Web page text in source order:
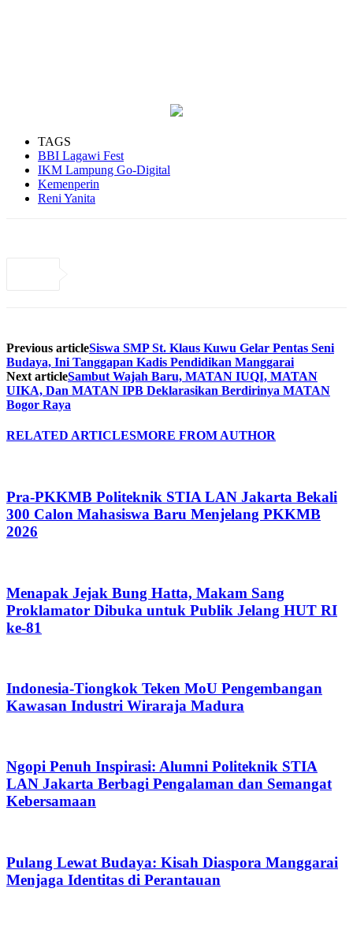
TAGS
BBI Lagawi Fest
IKM Lampung Go-Digital
Kemenperin
Reni Yanita
Previous articleSiswa SMP St. Klaus Kuwu Gelar Pentas Seni
Budaya, Ini Tanggapan Kadis Pendidikan Manggarai
Next articleSambut Wajah Baru, MATAN IUQI, MATAN
UIKA, Dan MATAN IPB Deklarasikan Berdirinya MATAN
Bogor Raya
RELATED ARTICLESMORE FROM AUTHOR
Pra-PKKMB Politeknik STIA LAN Jakarta Bekali
300 Calon Mahasiswa Baru Menjelang PKKMB
2026
Menapak Jejak Bung Hatta, Makam Sang
Proklamator Dibuka untuk Publik Jelang HUT RI
ke-81
Indonesia-Tiongkok Teken MoU Pengembangan
Kawasan Industri Wiraraja Madura
Ngopi Penuh Inspirasi: Alumni Politeknik STIA
LAN Jakarta Berbagi Pengalaman dan Semangat
Kebersamaan
Pulang Lewat Budaya: Kisah Diaspora Manggarai
Menjaga Identitas di Perantauan